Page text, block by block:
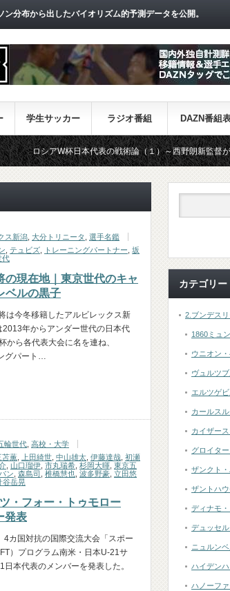
分布から出したバイオリズム的予測データを公開。
学生サッカー ラジオ番組 DAZN番組
W杯日本代表の戦術論（１）～西野朗新監督がサッカーのス
ス新潟 大分トリニータ
選手名鑑
テュビズ トレーニングパートナー 坂
代
の現在地｜東京世代のキャ
ベルの黒子
は今冬移籍したアルビレックス新
年からアンダー世代の日本代
ら各代表大会に名を連ね、
グパート…
輪世代 高校・大学
苫薫 上田綺世 中山雄太 伊藤達哉 初瀬
山口瑠伊 市丸瑞希 杉岡大暉 東京五
ン 森島司 椎橋慧也 波多野豪 立田悠
谷岳晃
・フォー・トゥモロー
発表
カ国対抗の国際交流大会「スポー
）プログラム南米・日本U-21サ
本代表のメンバーを発表した。
カテゴリー
2.ブンデス
1860ミュ
ウニオン
ヴュルツ
エルツゲ
カールス
カイザー
グロイタ
ザンクト・
ザントハ
ディナモ
デュッセ
ニュルン
ハイデン
ハノーファ